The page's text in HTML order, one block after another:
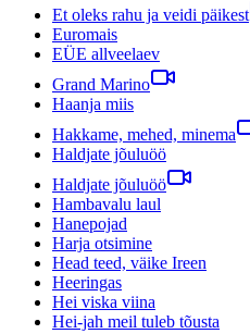
Et oleks rahu ja veidi päikest
Euromais
EÜE allveelaev
Grand Marino
Haanja miis
Hakkame, mehed, minema
Haldjate jõuluöö
Haldjate jõuluöö
Hambavalu laul
Hanepojad
Harja otsimine
Head teed, väike Ireen
Heeringas
Hei viska viina
Hei-jah meil tuleb tõusta